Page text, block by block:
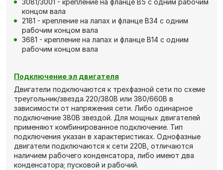
3081/3001 - крепление на фланце В5 с одним рабочим
концом вала
2181 - крепление на лапах и фланце В34 с одним
рабочим концом вала
3681 - крепление на лапах и фланце В14 с одним
рабочим концом вала
Подключение эл двигателя
Двигатели подключаются к трехфазной сети по схеме
треугольник/звезда 220/380В или 380/660В в
зависимости от напряжения сети. Либо одинарное
подключение 380В звездой. Для мощных двигателей
применяют комбинированное подключение. Тип
подключения указан в характеристиках. Однофазные
двигатели подключаются к сети 220В, отличаются
наличием рабочего конденсатора, либо имеют два
конденсатора; пусковой и рабочий.